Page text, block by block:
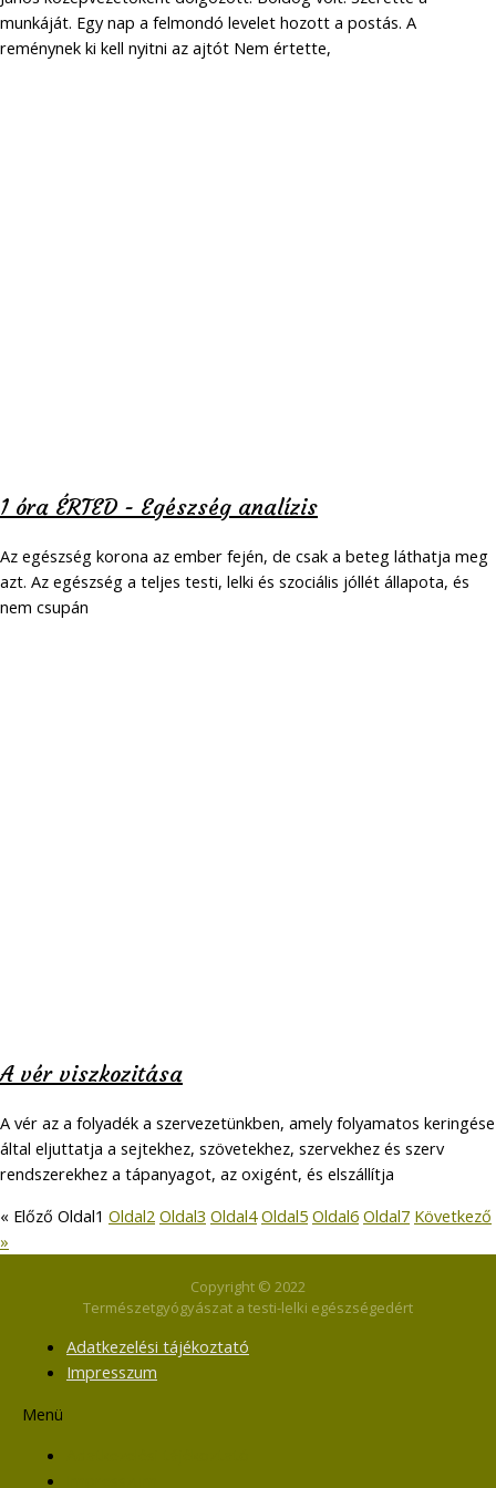
munkáját. Egy nap a felmondó levelet hozott a postás. A
reménynek ki kell nyitni az ajtót Nem értette,
1 óra ÉRTED - Egészség analízis
Az egészség korona az ember fején, de csak a beteg láthatja meg
azt. Az egészség a teljes testi, lelki és szociális jóllét állapota, és
nem csupán
A vér viszkozitása
A vér az a folyadék a szervezetünkben, amely folyamatos keringése
által eljuttatja a sejtekhez, szövetekhez, szervekhez és szerv
rendszerekhez a tápanyagot, az oxigént, és elszállítja
« Előző Oldal1 Oldal2 Oldal3 Oldal4 Oldal5 Oldal6 Oldal7 Következő
»
Copyright © 2022
Természetgyógyászat a testi-lelki egészségedért
Adatkezelési tájékoztató
Impresszum
Menü